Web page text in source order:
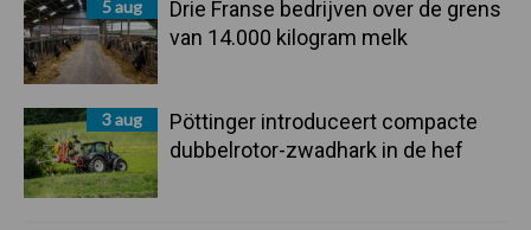
5 aug
Drie Franse bedrijven over de grens
van 14.000 kilogram melk
3 aug
Pöttinger introduceert compacte
dubbelrotor-zwadhark in de hef